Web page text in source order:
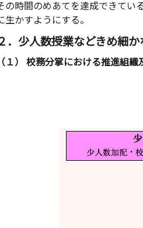
の時間のめあてを達成できてい
生かすようにする。
．少人数授業などきめ細
（１） 校務分掌における推進組織